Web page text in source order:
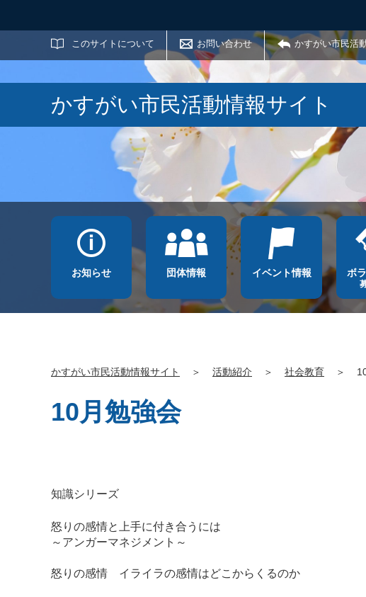
このサイトについて お問い合わせ かすがい市民活
サイト内検索
かすがい市民活動情報サイト
お知らせ 団体情報 イベント情報 ボ
かすがい市民活動情報サイト ＞ 活動紹介 ＞ 社会教育 ＞
10月勉強会
知識シリーズ
怒りの感情と上手に付き合うには
～アンガーマネジメント～
怒りの感情 イライラの感情はどこからくるのか